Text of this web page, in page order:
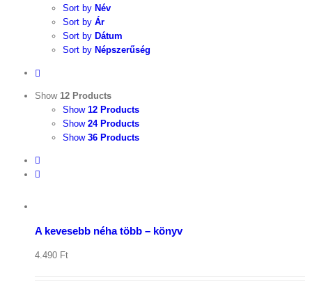
Sort by Név
Sort by Ár
Sort by Dátum
Sort by Népszerűség
Show 12 Products
Show 12 Products
Show 24 Products
Show 36 Products
Kosár
A kevesebb néha több – könyv
4.490 Ft